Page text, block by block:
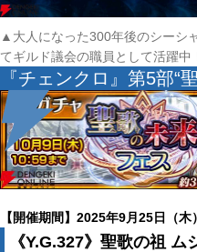
▲大人になった300年後のシーシ
てギルド議会の職員として活躍中
『チェンクロ』第5部“
【開催期間】2025年9月25日（
《Y.G.327》聖歌の祖 ム